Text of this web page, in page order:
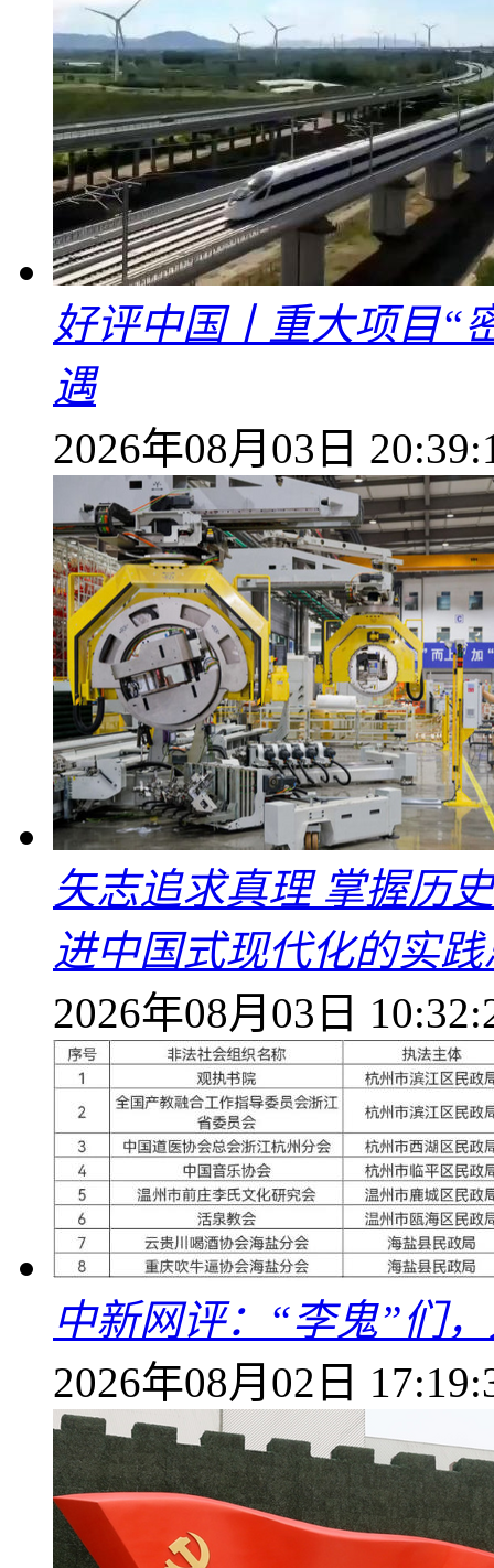
好评中国丨重大项目“
遇
2026年08月03日
矢志追求真理 掌握历
进中国式现代化的实
2026年08月03日
中新网评：“李鬼”们
2026年08月02日